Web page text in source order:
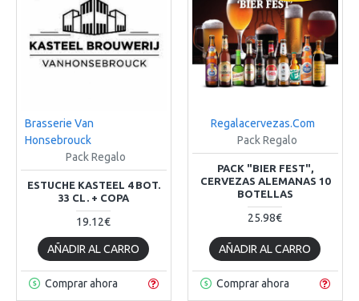
Brasserie Van
Honsebrouck
Pack Regalo
ESTUCHE KASTEEL 4 BOT.
33 CL. + COPA
19.12€
AÑADIR AL CARRO
Comprar ahora
Regalacervezas.Com
Pack Regalo
PACK "BIER FEST",
CERVEZAS ALEMANAS 10
BOTELLAS
25.98€
AÑADIR AL CARRO
Comprar ahora